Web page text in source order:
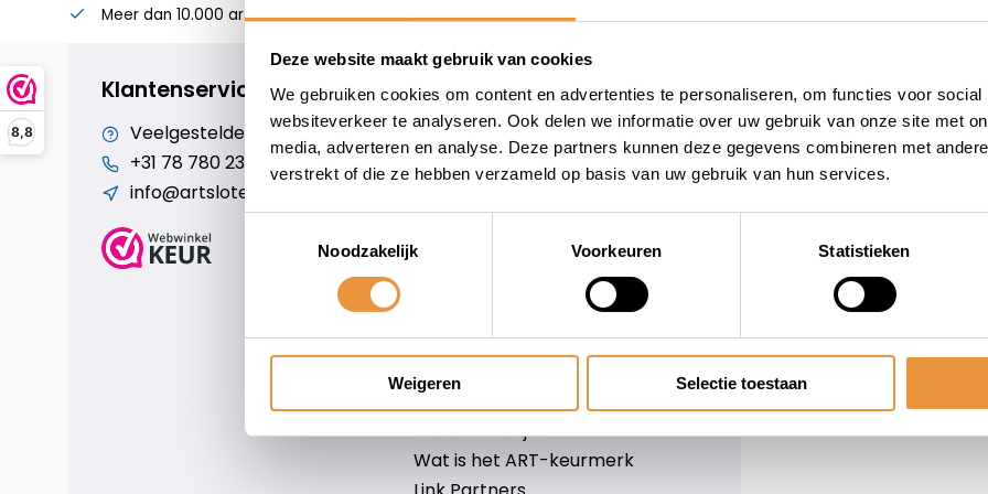
Deze website maakt gebruik van cookies
We gebruiken cookies om content en advertenties te personaliseren, om functies voor
websiteverkeer te analyseren. Ook delen we informatie over uw gebruik van onze site met
media, adverteren en analyse. Deze partners kunnen deze gegevens combineren met
verstrekt of die ze hebben verzameld op basis van uw gebruik van hun services.
Noodzakelijk
Voorkeuren Statistieken
Weigeren Selectie toestaan
8,8
Meer dan 10.000 artikelen Alles voor uw tweewieler
Klantenservice
Veelgestelde vragen
+31 78 780 2330
info@artsloten.nl
Cookiebeleid
Over ons
Privacy Policy
Verzenden & retourneren
Contact
Sitemap
Art-slotenlijst
Scm-slotenlijst
Wat is het ART-keurmerk
Informatie
Over ons
Blog